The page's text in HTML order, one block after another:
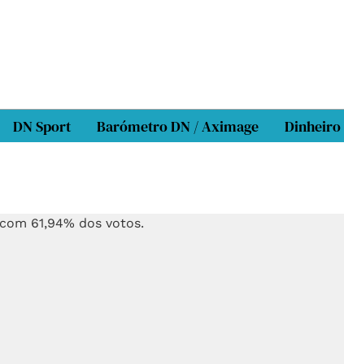
DN Sport Barómetro DN / Aximage Dinheiro